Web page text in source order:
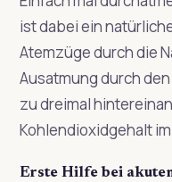
ist dabei ein
Atemzüge durch die
Ausatmung durch
zu dreimal
Kohlendioxidgehalt
Erste Hilfe bei